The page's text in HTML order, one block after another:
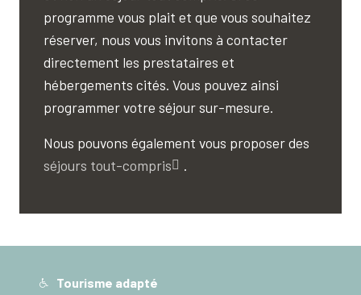
programme vous plait et que vous souhaitez
réserver, nous vous invitons à contacter
directement les prestataires et
hébergements cités. Vous pouvez ainsi
programmer votre séjour sur-mesure.
Nous pouvons également vous proposer des
séjours tout-compris
.
Tourisme adapté